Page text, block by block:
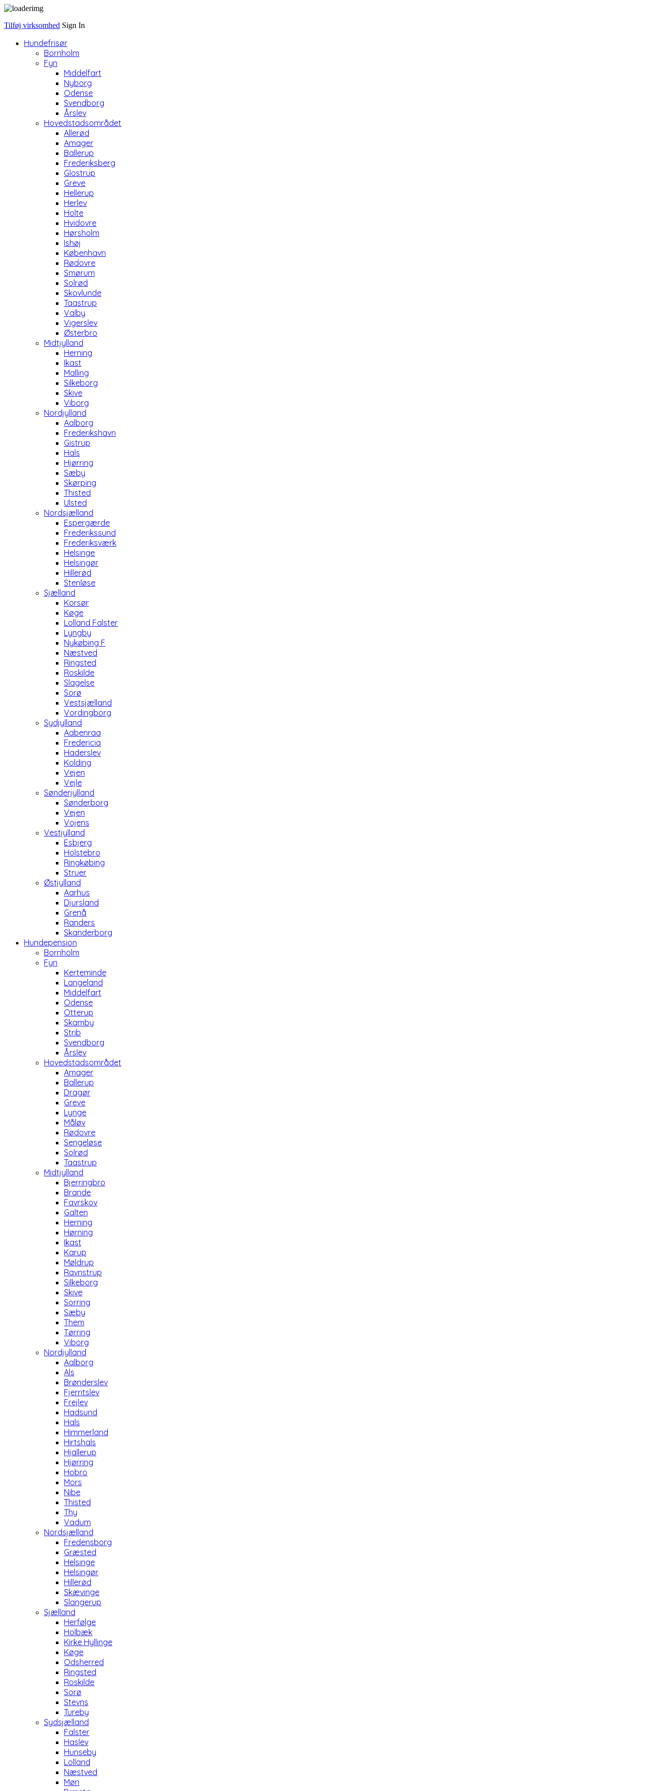
Tilføj virksomhed Sign In
Hundefrisør
Bornholm
Fyn
Middelfart
Nyborg
Odense
Svendborg
Årslev
Hovedstadsområdet
Allerød
Amager
Ballerup
Frederiksberg
Glostrup
Greve
Hellerup
Herlev
Holte
Hvidovre
Hørsholm
Ishøj
København
Rødovre
Smørum
Solrød
Skovlunde
Taastrup
Valby
Vigerslev
Østerbro
Midtjylland
Herning
Ikast
Malling
Silkeborg
Skive
Viborg
Nordjylland
Aalborg
Frederikshavn
Gistrup
Hals
Hjørring
Sæby
Skørping
Thisted
Ulsted
Nordsjælland
Espergærde
Frederikssund
Frederiksværk
Helsinge
Helsingør
Hillerød
Stenløse
Sjælland
Korsør
Køge
Lolland Falster
Lyngby
Nykøbing F
Næstved
Ringsted
Roskilde
Slagelse
Sorø
Vestsjælland
Vordingborg
Sydjylland
Aabenraa
Fredericia
Haderslev
Kolding
Vejen
Vejle
Sønderjylland
Sønderborg
Vejen
Vojens
Vestjylland
Esbjerg
Holstebro
Ringkøbing
Struer
Østjylland
Aarhus
Djursland
Grenå
Randers
Skanderborg
Hundepension
Bornholm
Fyn
Kerteminde
Langeland
Middelfart
Odense
Otterup
Skamby
Strib
Svendborg
Årslev
Hovedstadsområdet
Amager
Ballerup
Dragør
Greve
Lynge
Måløv
Rødovre
Sengeløse
Solrød
Taastrup
Midtjylland
Bjerringbro
Brande
Favrskov
Galten
Herning
Hørning
Ikast
Karup
Møldrup
Ravnstrup
Silkeborg
Skive
Sorring
Sæby
Them
Tørring
Viborg
Nordjylland
Aalborg
Als
Brønderslev
Fjerritslev
Frejlev
Hadsund
Hals
Himmerland
Hirtshals
Hjallerup
Hjørring
Hobro
Mors
Nibe
Thisted
Thy
Vadum
Nordsjælland
Fredensborg
Græsted
Helsinge
Helsingør
Hillerød
Skævinge
Slangerup
Sjælland
Herfølge
Holbæk
Kirke Hyllinge
Køge
Odsherred
Ringsted
Roskilde
Sorø
Stevns
Tureby
Sydsjælland
Falster
Haslev
Hunseby
Lolland
Næstved
Møn